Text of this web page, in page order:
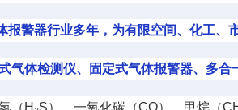
报警器行业多年，为有限空间、化工
气体检测仪、固定式气体报警器、多
（H₂S）、一氧化碳（CO）、甲烷（